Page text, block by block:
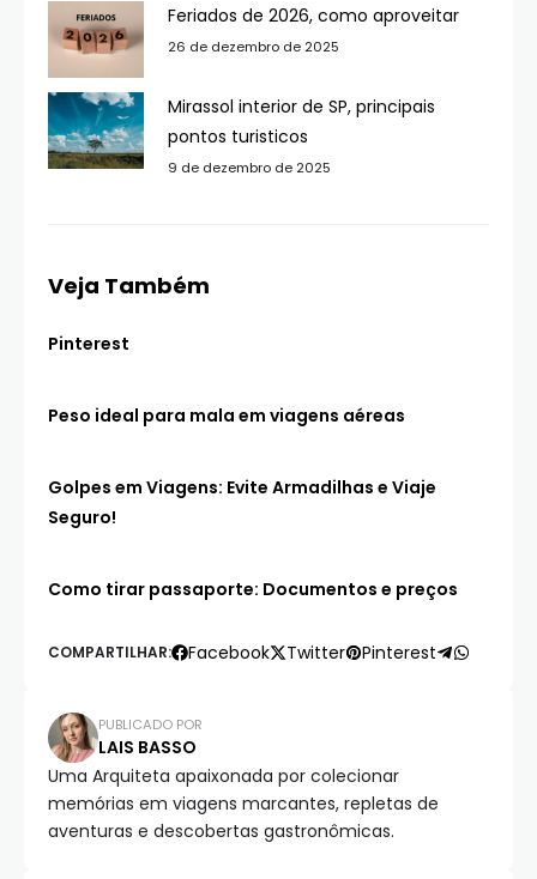
Feriados de 2026, como aproveitar
26 de dezembro de 2025
Mirassol interior de SP, principais
pontos turisticos
9 de dezembro de 2025
Veja Também
Pinterest
Peso ideal para mala em viagens aéreas
Golpes em Viagens: Evite Armadilhas e Viaje
Seguro!
Como tirar passaporte: Documentos e preços
COMPARTILHAR: Facebook Twitter Pinterest
PUBLICADO POR
LAIS BASSO
Uma Arquiteta apaixonada por colecionar
memórias em viagens marcantes, repletas de
aventuras e descobertas gastronômicas.